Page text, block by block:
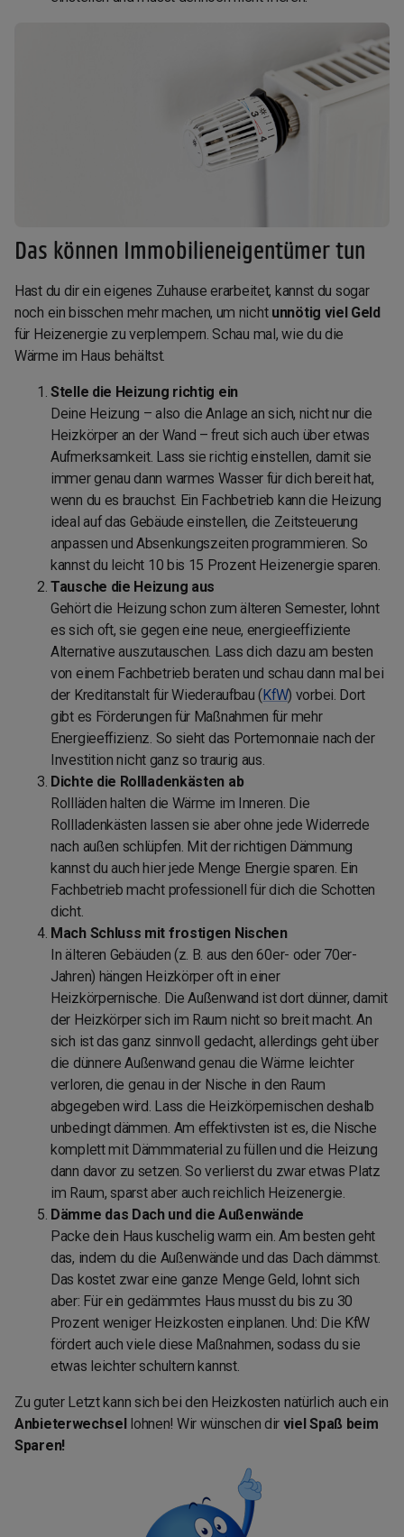
Das können Immobilieneigentümer tun
Hast du dir ein eigenes Zuhause erarbeitet, kannst du sogar
noch ein bisschen mehr machen, um nicht unnötig viel Geld
für Heizenergie zu verplempern. Schau mal, wie du die
Wärme im Haus behältst.
Stelle die Heizung richtig ein
Deine Heizung – also die Anlage an sich, nicht nur die
Heizkörper an der Wand – freut sich auch über etwas
Aufmerksamkeit. Lass sie richtig einstellen, damit sie
immer genau dann warmes Wasser für dich bereit hat,
wenn du es brauchst. Ein Fachbetrieb kann die Heizung
ideal auf das Gebäude einstellen, die Zeitsteuerung
anpassen und Absenkungszeiten programmieren. So
kannst du leicht 10 bis 15 Prozent Heizenergie sparen.
Tausche die Heizung aus
Gehört die Heizung schon zum älteren Semester, lohnt
es sich oft, sie gegen eine neue, energieeffiziente
Alternative auszutauschen. Lass dich dazu am besten
von einem Fachbetrieb beraten und schau dann mal bei
der Kreditanstalt für Wiederaufbau ( KfW) vorbei. Dort
gibt es Förderungen für Maßnahmen für mehr
Energieeffizienz. So sieht das Portemonnaie nach der
Investition nicht ganz so traurig aus.
Dichte die Rollladenkästen ab
Rollläden halten die Wärme im Inneren. Die
Rollladenkästen lassen sie aber ohne jede Widerrede
nach außen schlüpfen. Mit der richtigen Dämmung
kannst du auch hier jede Menge Energie sparen. Ein
Fachbetrieb macht professionell für dich die Schotten
dicht.
Mach Schluss mit frostigen Nischen
In älteren Gebäuden (z. B. aus den 60er- oder 70er-
Jahren) hängen Heizkörper oft in einer
Heizkörpernische. Die Außenwand ist dort dünner, damit
der Heizkörper sich im Raum nicht so breit macht. An
sich ist das ganz sinnvoll gedacht, allerdings geht über
die dünnere Außenwand genau die Wärme leichter
verloren, die genau in der Nische in den Raum
abgegeben wird. Lass die Heizkörpernischen deshalb
unbedingt dämmen. Am effektivsten ist es, die Nische
komplett mit Dämmmaterial zu füllen und die Heizung
dann davor zu setzen. So verlierst du zwar etwas Platz
im Raum, sparst aber auch reichlich Heizenergie.
Dämme das Dach und die Außenwände
Packe dein Haus kuschelig warm ein. Am besten geht
das, indem du die Außenwände und das Dach dämmst.
Das kostet zwar eine ganze Menge Geld, lohnt sich
aber: Für ein gedämmtes Haus musst du bis zu 30
Prozent weniger Heizkosten einplanen. Und: Die KfW
fördert auch viele diese Maßnahmen, sodass du sie
etwas leichter schultern kannst.
Zu guter Letzt kann sich bei den Heizkosten natürlich auch ein
Anbieterwechsel
lohnen! Wir wünschen dir viel Spaß beim
Sparen!